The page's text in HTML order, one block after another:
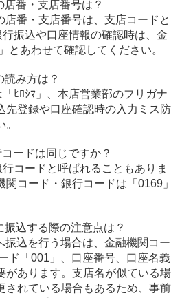
店番・支店番号は？
店番・支店番号は、支店コードと
振込や口座情報の確認時は、金
とあわせて確認してください。
読み方は？
ﾋﾛｼﾏ」、本店営業部のフリガナ
先登録や口座確認時の入力ミス防
ードは同じですか？
コードと呼ばれることもありま
コード・銀行コードは「0169」
込する際の注意点は？
振込を行う場合は、金融機関コー
ド「001」、口座番号、口座名義
があります。支店名が似ている場
されている場合もあるため、事前